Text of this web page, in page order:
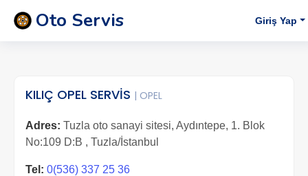
Oto Servis Giriş Yap
KILIÇ OPEL SERVİS | OPEL
Adres: Tuzla oto sanayi sitesi, Aydıntepe, 1. Blok
No:109 D:B , Tuzla/İstanbul
Tel: 0(536) 337 25 36